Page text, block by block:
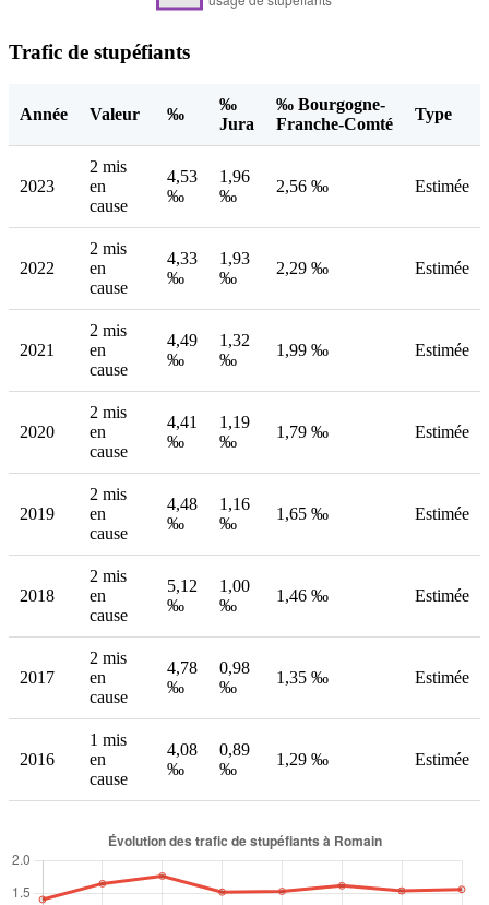
Trafic de stupéfiants
Année Valeur ‰
‰
Jura
‰ Bourgogne-
Franche-Comté
Type
2023
2 mis
en
cause
4,53
‰
1,96
‰
2,56 ‰ Estimée
2022
2 mis
en
cause
4,33
‰
1,93
‰
2,29 ‰ Estimée
2021
2 mis
en
cause
4,49
‰
1,32
‰
1,99 ‰ Estimée
2020
2 mis
en
cause
4,41
‰
1,19
‰
1,79 ‰ Estimée
2019
2 mis
en
cause
4,48
‰
1,16
‰
1,65 ‰ Estimée
2018
2 mis
en
cause
5,12
‰
1,00
‰
1,46 ‰ Estimée
2017
2 mis
en
cause
4,78
‰
0,98
‰
1,35 ‰ Estimée
2016
1 mis
en
cause
4,08
‰
0,89
‰
1,29 ‰ Estimée